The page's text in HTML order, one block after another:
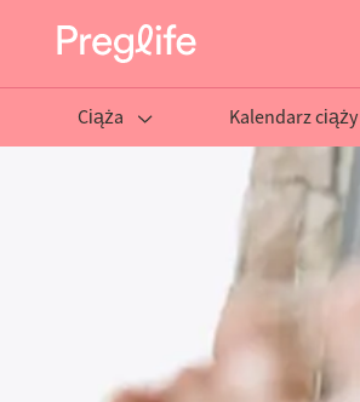
Ciąża Kalendarz ciąży